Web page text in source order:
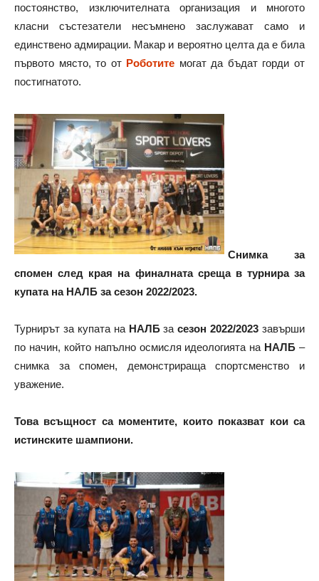
постоянство, изключителната организация и многото
класни състезатели несъмнено заслужават само и
единствено адмирации. Макар и вероятно целта да е била
първото място, то от Роботите могат да бъдат горди от
постигнатото.
Снимка за
спомен след края на финалната среща в турнира за
купата на НАЛБ за сезон 2022/2023.
Турнирът за купата на НАЛБзасезон 2022/2023 завърши
по начин, който напълно осмисля идеологията на НАЛБ –
снимка за спомен, демонстрираща спортсменство и
уважение.
Това всъщност са моментите, които показват кои са
истинските шампиони.